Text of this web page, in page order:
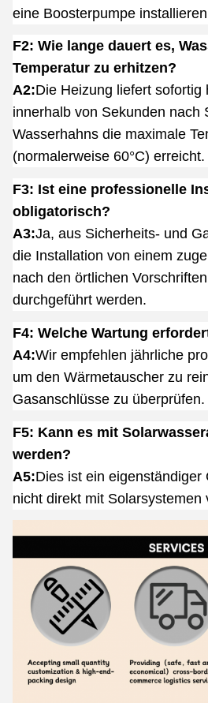
eine Boosterpumpe
F2: Wie lange dauert es,
Temperatur zu erhitzen?
A2:Die Heizung liefert sofortig
innerhalb von Sekunden nach
Wasserhahns die maximale
(normalerweise 60°C) erreicht.
F3: Ist eine professionelle
obligatorisch?
A3:Ja, aus Sicherheits- und
die Installation von einem
nach den örtlichen
durchgeführt werden.
F4: Welche Wartung
A4:Wir empfehlen jährliche
um den Wärmetauscher zu
Gasanschlüsse zu überprüfen.
F5: Kann es mit
werden?
A5:Dies ist ein eigenständiger
nicht direkt mit Solarsystemen